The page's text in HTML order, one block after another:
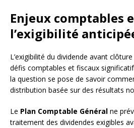
Enjeux comptables
l’exigibilité
L’exigibilité du dividende avant
défis comptables et fiscaux
la question se pose de savoir
distribution basée sur des résultats
Le Plan Comptable Général ne
traitement des dividendes exigibles